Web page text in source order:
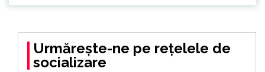
Urmărește-ne pe rețelele de
socializare